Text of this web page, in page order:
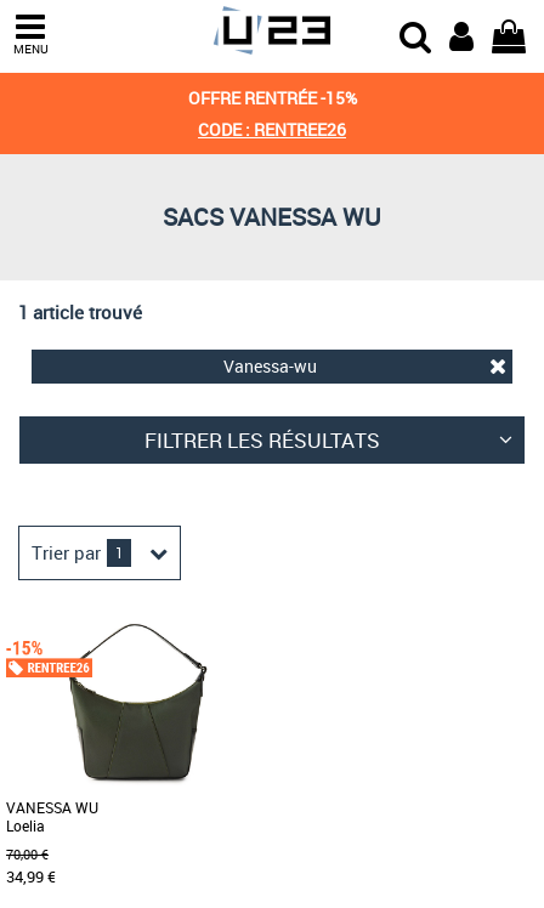
MENU
OFFRE RENTRÉE -15%
CODE : RENTREE26
SACS VANESSA WU
1 article trouvé
Vanessa-wu
FILTRER LES RÉSULTATS
Trier par 1
Trier par
Derniers arrivages
VANESSA WU
Loelia
70,00 €
34,99 €